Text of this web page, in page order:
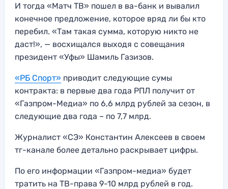
И тогда «Матч ТВ» пошел в ва-банк и вывалил
конечное предложение, которое вряд ли бы кто
перебил. «Там такая сумма, которую никто не
даст!», — восхищался выходя с совещания
президент «Уфы» Шамиль Газизов.
«РБ Спорт» приводит следующие сумы
контракта: в первые два года РПЛ получит от
«Газпром-Медиа» по 6,6 млрд рублей за сезон, в
следующие два года – по 7,7 млрд.
Журналист «СЭ» Константин Алексеев в своем
тг-канале более детально раскрывает цифры.
По его информации «Газпром-медиа» будет
тратить на ТВ-права 9-10 млрд рублей в год.